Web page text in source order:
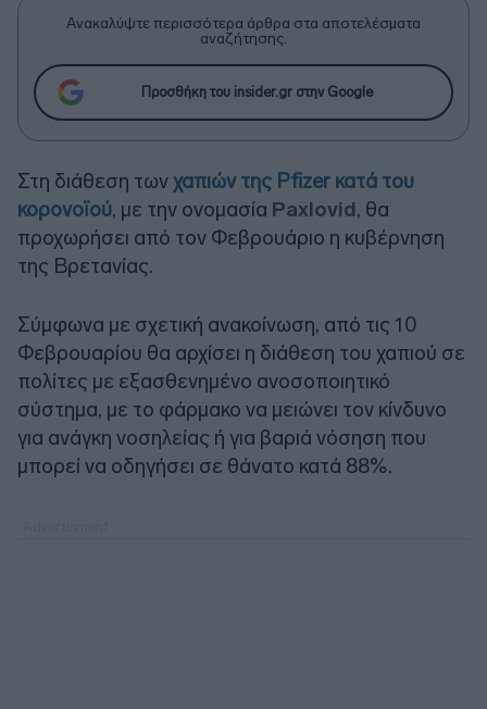
Ανακαλύψτε περισσότερα άρθρα στα αποτελέσματα
αναζήτησης.
Προσθήκη του insider.gr στην Google
Στη διάθεση τωνχαπιών της Pfizer κατά του
κορονοϊού, με την ονομασία Paxlovid, θα
προχωρήσει από τον Φεβρουάριο η κυβέρνηση
της Βρετανίας.
Σύμφωνα με σχετική ανακοίνωση, από τις 10
Φεβρουαρίου θα αρχίσει η διάθεση του χαπιού σε
πολίτες με εξασθενημένο ανοσοποιητικό
σύστημα, με το φάρμακο να μειώνει τον κίνδυνο
για ανάγκη νοσηλείας ή για βαριά νόσηση που
μπορεί να οδηγήσει σε θάνατο κατά 88%.